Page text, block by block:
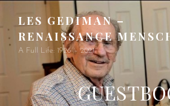
LES GEDIMAN –
RENAISSANCE
A Full Life: 1926 – 2021